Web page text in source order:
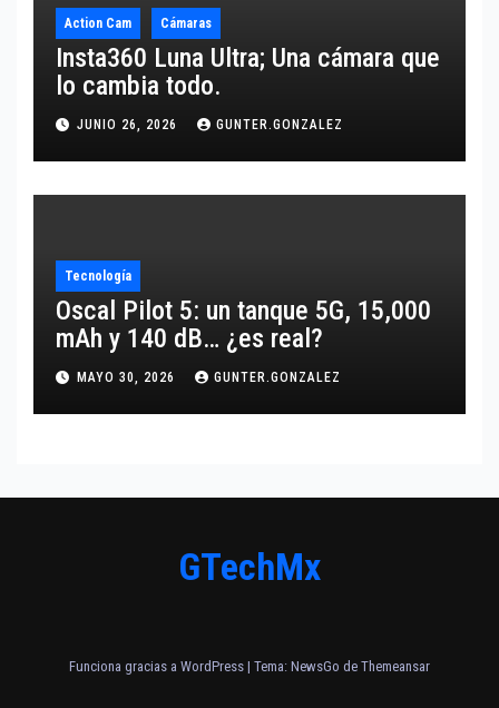
Action Cam Cámaras
Insta360 Luna Ultra; Una cámara que
lo cambia todo.
JUNIO 26, 2026 GUNTER.GONZALEZ
Tecnología
Oscal Pilot 5: un tanque 5G, 15,000
mAh y 140 dB… ¿es real?
MAYO 30, 2026 GUNTER.GONZALEZ
GTechMx
Funciona gracias a WordPress | Tema: NewsGo de Themeansar